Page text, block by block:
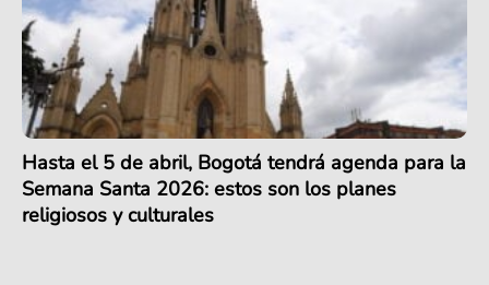
Hasta el 5 de abril, Bogotá tendrá agenda para la
Semana Santa 2026: estos son los planes
religiosos y culturales